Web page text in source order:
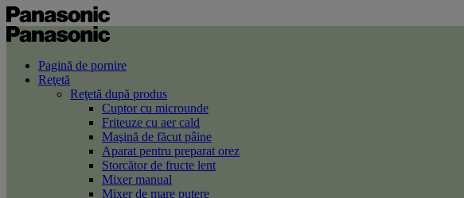
Pagină de pornire
Reţetă
Reţetă după produs
Cuptor cu microunde
Friteuze cu aer cald
Maşină de făcut pâine
Aparat pentru preparat orez
Storcător de fructe lent
Mixer manual
Mixer de mare putere